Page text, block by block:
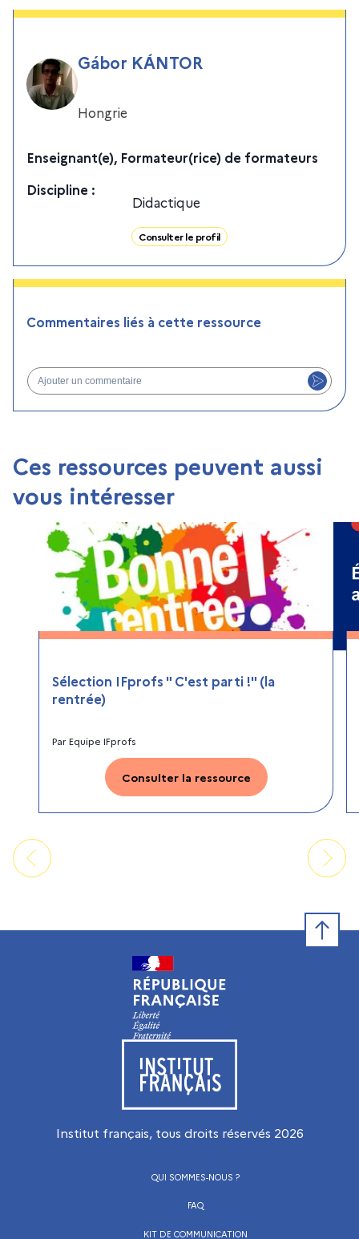
Gábor KÁNTOR
Hongrie
Enseignant(e), Formateur(rice) de formateurs
Discipline :
Didactique
Consulter le profil
Commentaires liés à cette ressource
Ajouter un commentaire
Ces ressources peuvent aussi
vous intéresser
Sélection IFprofs " C'est parti !" (la
rentrée)
ParEquipe IFprofs
Consulter la ressource
Visiter le site de l’Institut français
Institut français, tous droits réservés 2026
QUI SOMMES-NOUS ?
FAQ
KIT DE COMMUNICATION